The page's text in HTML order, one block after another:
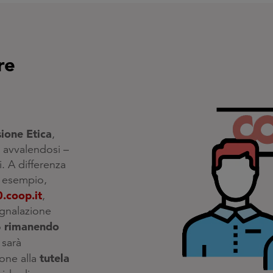
Etica,
–
A differenza
,
rimanendo
alla tutela